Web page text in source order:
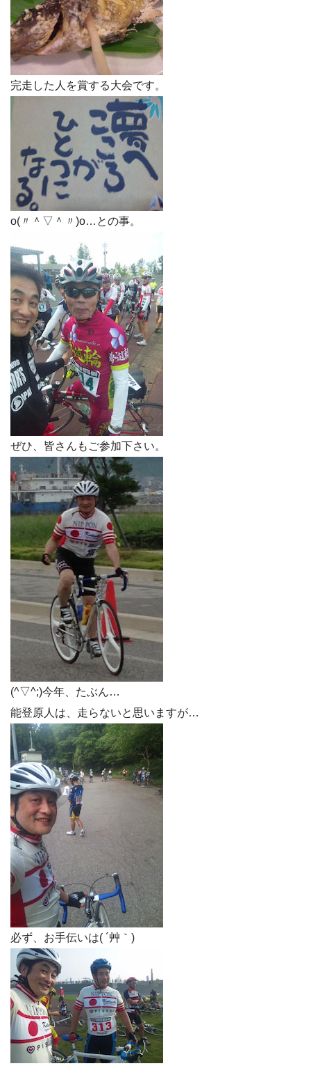
完走した人を賞する大会です。
o(〃＾▽＾〃)o…との事。
ぜひ、皆さんもご参加下さい。
(^▽^;)今年、たぶん…
能登原人は、走らないと思いますが…
必ず、お手伝いは( ´艸｀)